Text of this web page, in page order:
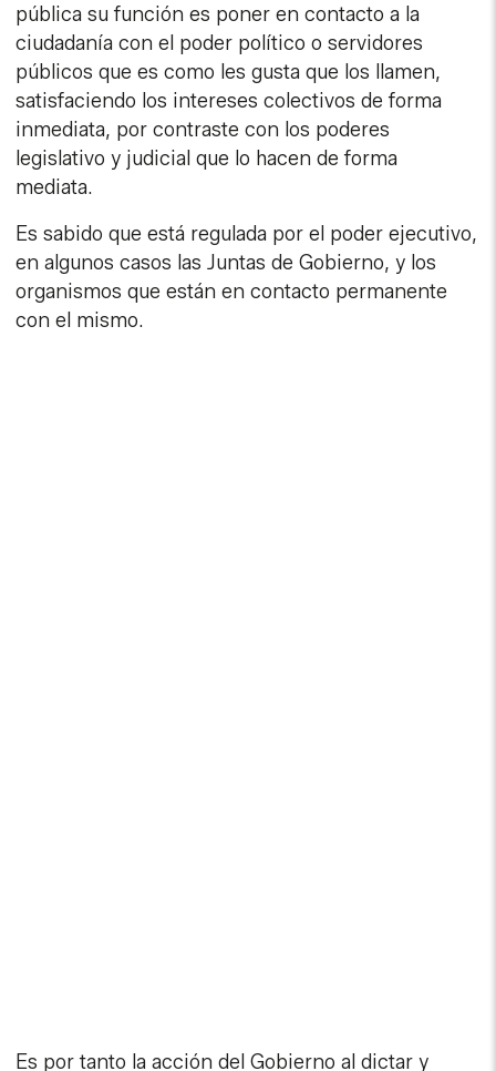
pública su función es poner en contacto a la
ciudadanía con el poder político o servidores
públicos que es como les gusta que los llamen,
satisfaciendo los intereses colectivos de forma
inmediata, por contraste con los poderes
legislativo y judicial que lo hacen de forma
mediata.
Es sabido que está regulada por el poder ejecutivo,
en algunos casos las Juntas de Gobierno, y los
organismos que están en contacto permanente
con el mismo.
Es por tanto la acción del Gobierno al dictar y